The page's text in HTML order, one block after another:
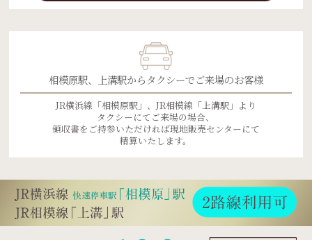
相模原駅、上溝駅からタクシーでご来場のお客様
JR横浜線「相模原駅」、 JR相模線「上溝駅」より
タクシーにてご来場の場合、
領収書をご持参いただければ現地販売センターにて
精算いたします。